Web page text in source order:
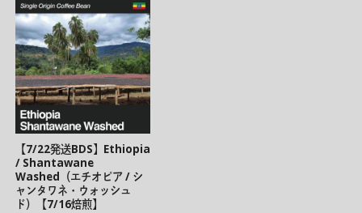
【7/22発送BDS】Ethiopia
/ Shantawane
Washed（エチオピア / シ
ャンタワネ・ウォッシュ
ド）【7/16焙煎】